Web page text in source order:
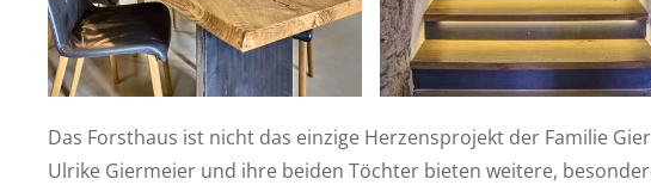
Das Forsthaus ist nicht das einzige Herzensprojekt der Familie
Ulrike Giermeier und ihre beiden Töchter bieten weitere,